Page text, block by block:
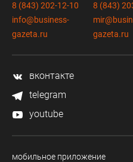
8 (843) 202-12-10
info@business-
gazeta.ru
8 (843)
gazeta.ru
вконтакте
telegram
youtube
мобильное приложение